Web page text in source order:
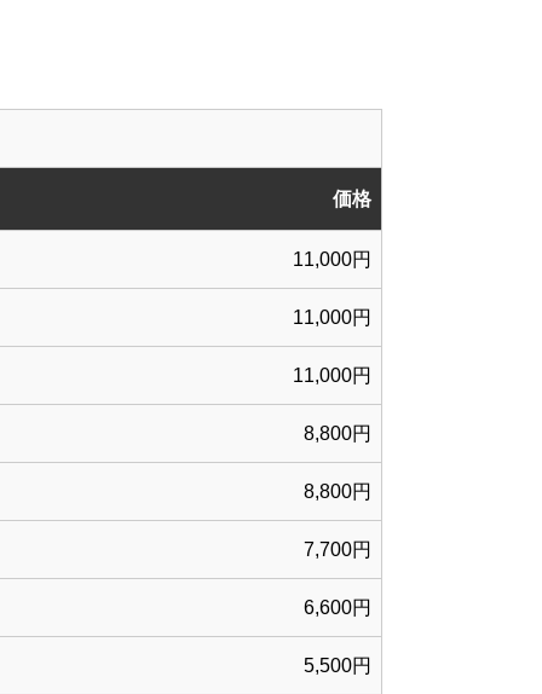
価格
11,000円
11,000円
11,000円
8,800円
8,800円
7,700円
6,600円
5,500円